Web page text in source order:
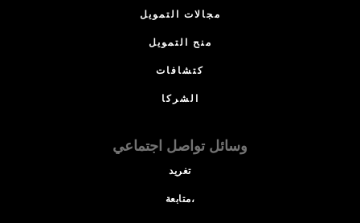
مجالات التمويل
منح التمويل
كتشافات
الشركا
وسائل تواصل اجتماعي
تغريد
متابعة،